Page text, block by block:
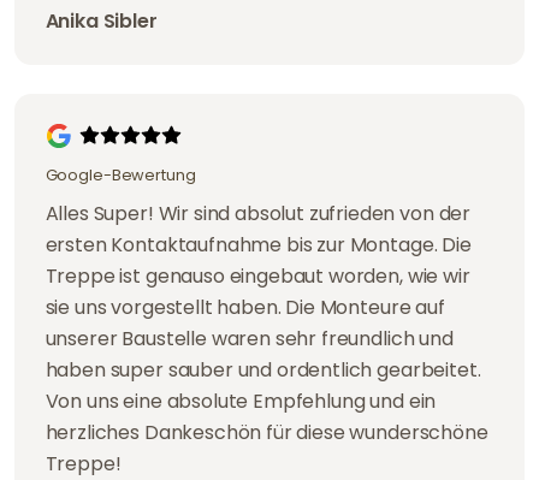
Anika Sibler
Google-Bewertung
Alles Super! Wir sind absolut zufrieden von der
ersten Kontaktaufnahme bis zur Montage. Die
Treppe ist genauso eingebaut worden, wie wir
sie uns vorgestellt haben. Die Monteure auf
unserer Baustelle waren sehr freundlich und
haben super sauber und ordentlich gearbeitet.
Von uns eine absolute Empfehlung und ein
herzliches Dankeschön für diese wunderschöne
Treppe!